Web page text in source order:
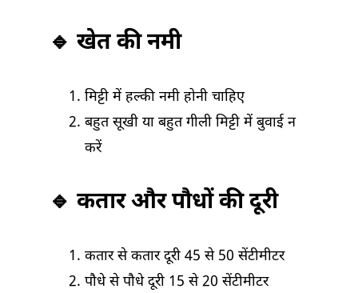
🔹 खेत की नमी
मिट्टी में हल्की नमी होनी चाहिए
बहुत सूखी या बहुत गीली मिट्टी में बुवाई न
करें
🔹 कतार और पौधों की दूरी
कतार से कतार दूरी 45 से 50 सेंटीमीटर
पौधे से पौधे दूरी 15 से 20 सेंटीमीटर